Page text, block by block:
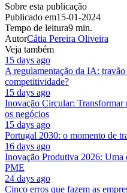
Sobre esta publicação
Publicado em15-01-2024
Tempo de leitura9 min.
AutorCátia Pereira Oliveira
Veja também
15 days ago
A regulamentação da IA:
competitividade?
15 days ago
Inovação Circular: Transformar
os negócios
15 days ago
Portugal 2030: o momento de
16 days ago
Inovação Produtiva 2026: Uma
PME
24 days ago
Cinco erros que fazem as